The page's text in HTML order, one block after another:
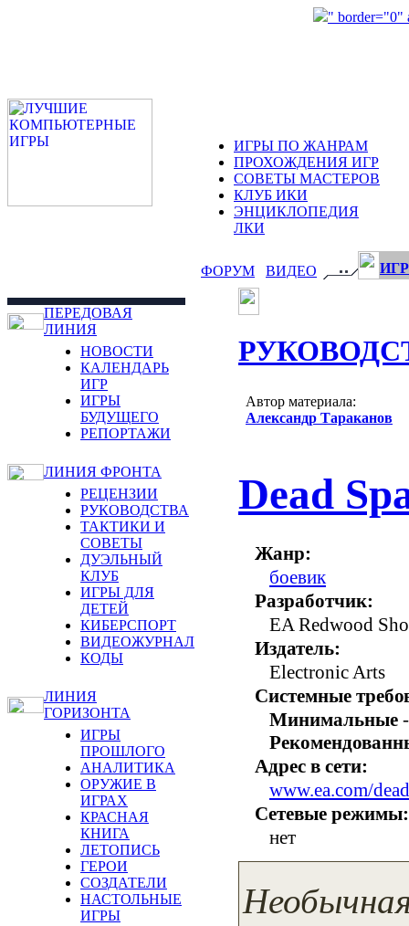
" border="0"
ИГРЫ ПО ЖАНРАМ
ПРОХОЖДЕНИЯ ИГР
СОВЕТЫ МАСТЕРОВ
КЛУБ ИКИ
ЭНЦИКЛОПЕДИЯ
ЛКИ
ФОРУМ ВИДЕО
ПЕРЕДОВАЯ
ЛИНИЯ
НОВОСТИ
КАЛЕНДАРЬ
ИГР
ИГРЫ
БУДУЩЕГО
РЕПОРТАЖИ
ЛИНИЯ ФРОНТА
РЕЦЕНЗИИ
РУКОВОДСТВА
ТАКТИКИ И
СОВЕТЫ
ДУЭЛЬНЫЙ
КЛУБ
ИГРЫ ДЛЯ
ДЕТЕЙ
КИБЕРСПОРТ
ВИДЕОЖУРНАЛ
КОДЫ
ЛИНИЯ
ГОРИЗОНТА
ИГРЫ
ПРОШЛОГО
АНАЛИТИКА
ОРУЖИЕ В
ИГРАХ
КРАСНАЯ
КНИГА
ЛЕТОПИСЬ
ГЕРОИ
СОЗДАТЕЛИ
НАСТОЛЬНЫЕ
ИГРЫ
Автор материала:
Александр Тараканов
Dead
Жанр:
боевик
Разработчик:
EA Redwood
Издатель:
Electronic Arts
Системные
Минимальные
Адрес в сети:
www.ea.com/
Сетевые режимы:
нет